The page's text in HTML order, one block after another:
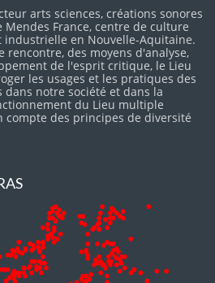
arts sciences, créations sonores
France, centre de culture
en Nouvelle-Aquitaine.
rencontre, des moyens d'analyse,
de l'esprit critique, le Lieu
les usages et les pratiques des
notre société et dans la
du Lieu multiple
des principes de diversité